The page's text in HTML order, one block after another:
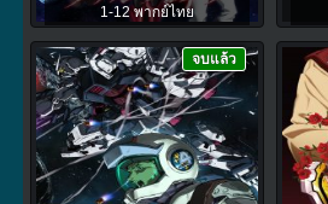
1-12 พากย์ไทย
จบแล้ว